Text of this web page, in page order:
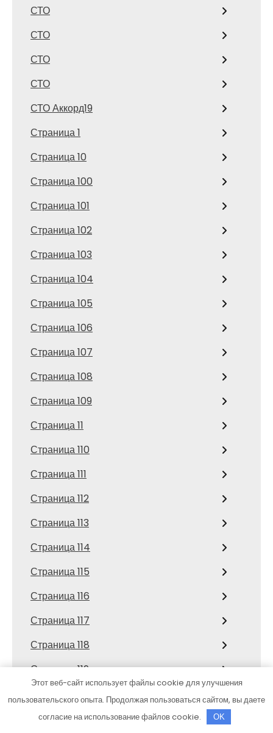
СТО
СТО
СТО
СТО
СТО Аккорд19
Страница 1
Страница 10
Страница 100
Страница 101
Страница 102
Страница 103
Страница 104
Страница 105
Страница 106
Страница 107
Страница 108
Страница 109
Страница 11
Страница 110
Страница 111
Страница 112
Страница 113
Страница 114
Страница 115
Страница 116
Страница 117
Страница 118
Страница 119
Страница 120
Этот веб-сайт использует файлы cookie для улучшения
пользовательского опыта. Продолжая пользоваться сайтом, вы даете
согласие на использование файлов cookie.
OK